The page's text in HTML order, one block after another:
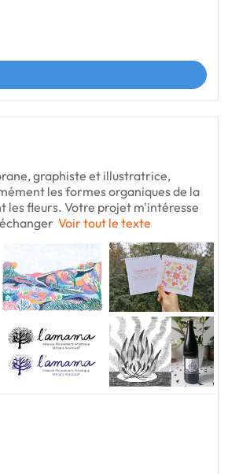
graphiste et illustratrice,
les formes organiques de la
les fleurs. Votre projet m'intéresse
Voir tout le texte